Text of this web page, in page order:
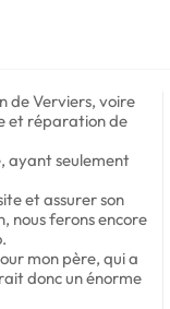
de Verviers, voire
et réparation de
ayant seulement
et assurer son
nous ferons encore
mon père, qui a
donc un énorme